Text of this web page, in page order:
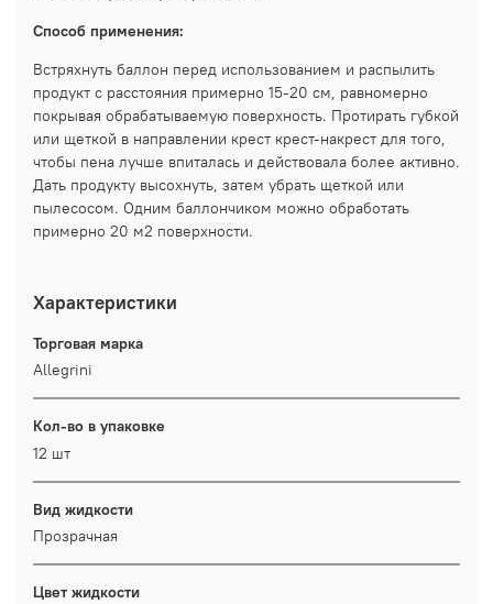
Способ применения:
Встряхнуть баллон перед использованием и распылить
продукт с расстояния примерно 15-20 см, равномерно
покрывая обрабатываемую поверхность. Протирать губкой
или щеткой в направлении крест крест-накрест для того,
чтобы пена лучше впиталась и действовала более активно.
Дать продукту высохнуть, затем убрать щеткой или
пылесосом. Одним баллончиком можно обработать
примерно 20 м2 поверхности.
Характеристики
Торговая марка
Allegrini
Кол-во в упаковке
12 шт
Вид жидкости
Прозрачная
Цвет жидкости